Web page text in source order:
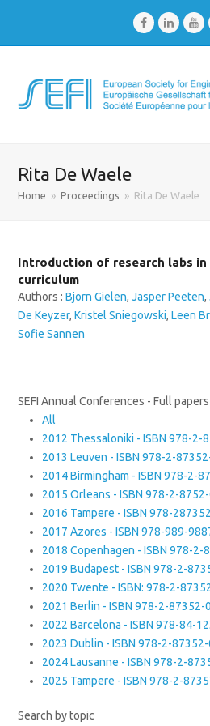
Facebook
Rita De Waele
Home » Proceedings » Rita De Waele
Introduction of research labs in
curriculum
Authors :Bjorn Gielen,Jasper Peeten,
De Keyzer,Kristel Sniegowski,Leen
Sofie Sannen
SEFI Annual Conferences - Full papers
All
2012 Thessaloniki - ISBN 978-2-
2013 Leuven - ISBN 978-2-
2014 Birmingham - ISBN 978-2-
2015 Orleans - ISBN 978-2-
2016 Tampere - ISBN 978-
2017 Azores - ISBN 978-989-
2018 Copenhagen - ISBN 978-2-
2019 Budapest - ISBN 978-2-
2020 Twente - ISBN: 978-2-
2021 Berlin - ISBN 978-2-87352-
2022 Barcelona - ISBN 978-84-
2023 Dublin - ISBN 978-2-
2024 Lausanne - ISBN 978-2-
2025 Tampere - ISBN 978-2-
Search by topic